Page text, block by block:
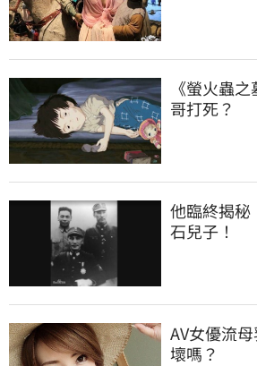
《螢火蟲
哥打死？
他臨終揭秘
石兒子！
AV女優流
壞嗎？